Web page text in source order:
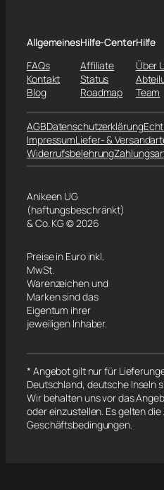
Allgemeines
FAQs
Kontakt
Blog
Hilfe-Center
Affiliate
Status
Roadmap
Hilfe
Über
Team
AGBDatenschutzerklärung
ImpressumLiefer- &
Widerrufsbelehrung
Anikeen UG
(haftungsbeschränkt)
& Co. KG © 2026
Preise in Euro inkl.
MwSt.
Warenzeichen und
Marken sind das
Eigentum ihrer
jeweiligen Inhaber.
* Angebot gilt nur für
Deutschland, deutsche Inseln
Wir behalten uns vor das
oder einzustellen. Es gelten
Geschäftsbedingungen.